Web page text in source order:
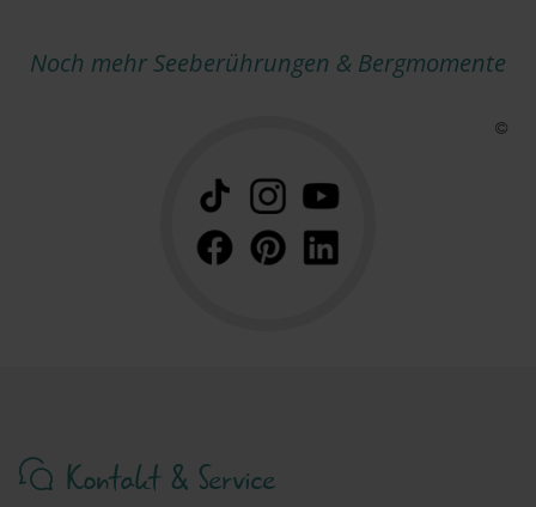
Noch mehr Seeberührungen & Bergmomente
Kontakt & Service